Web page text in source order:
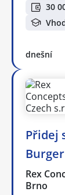
30
dnešní
Přidej
Rex
Brno